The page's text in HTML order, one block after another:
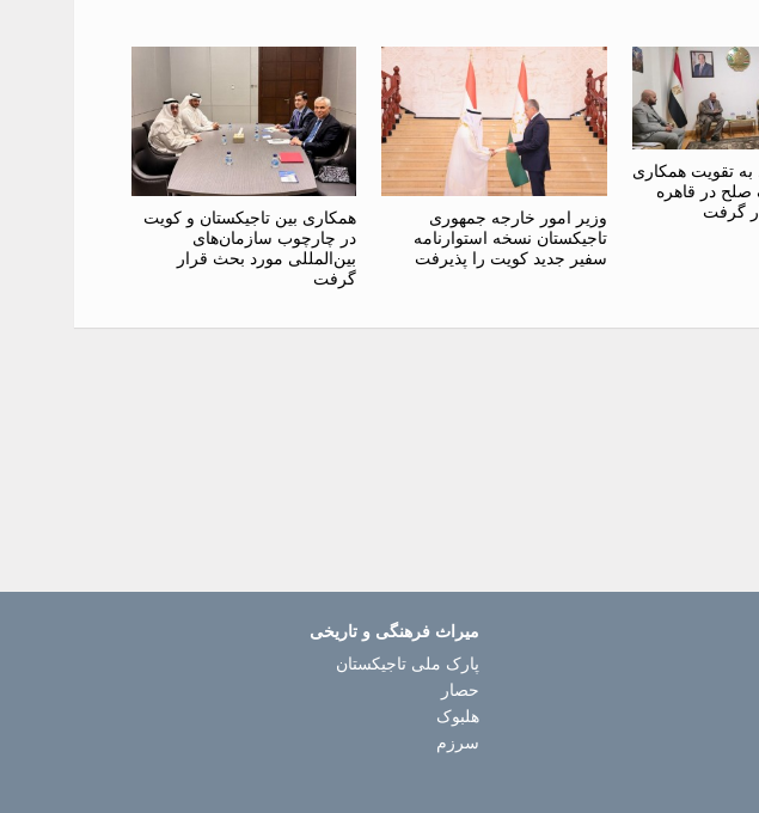
تقویت همکاری
صلح در قاهره
گرفت
وزیر امور خارجه جمهوری
تاجیکستان نسخه استوارنامه
سفیر جدید کویت را پذیرفت
همکاری بین تاجیکستان و کویت
در چارچوب سازمان‌های
بین‌المللی مورد بحث قرار
گرفت
میراث فرهنگی و تاریخی
پارک ملی تاجیکستان
حصار
هلبوک
سرزم